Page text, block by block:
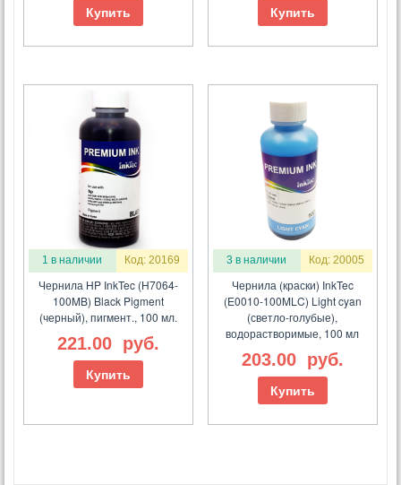
Купить Купить
1 в наличии Код: 20169
Чернила HP InkTec (H7064-
100MB) Black Pigment
(черный), пигмент., 100 мл.
221.00 руб.
Купить
3 в наличии Код: 20005
Чернила (краски) InkTec
(E0010-100MLC) Light cyan
(светло-голубые),
водорастворимые, 100 мл
203.00 руб.
Купить